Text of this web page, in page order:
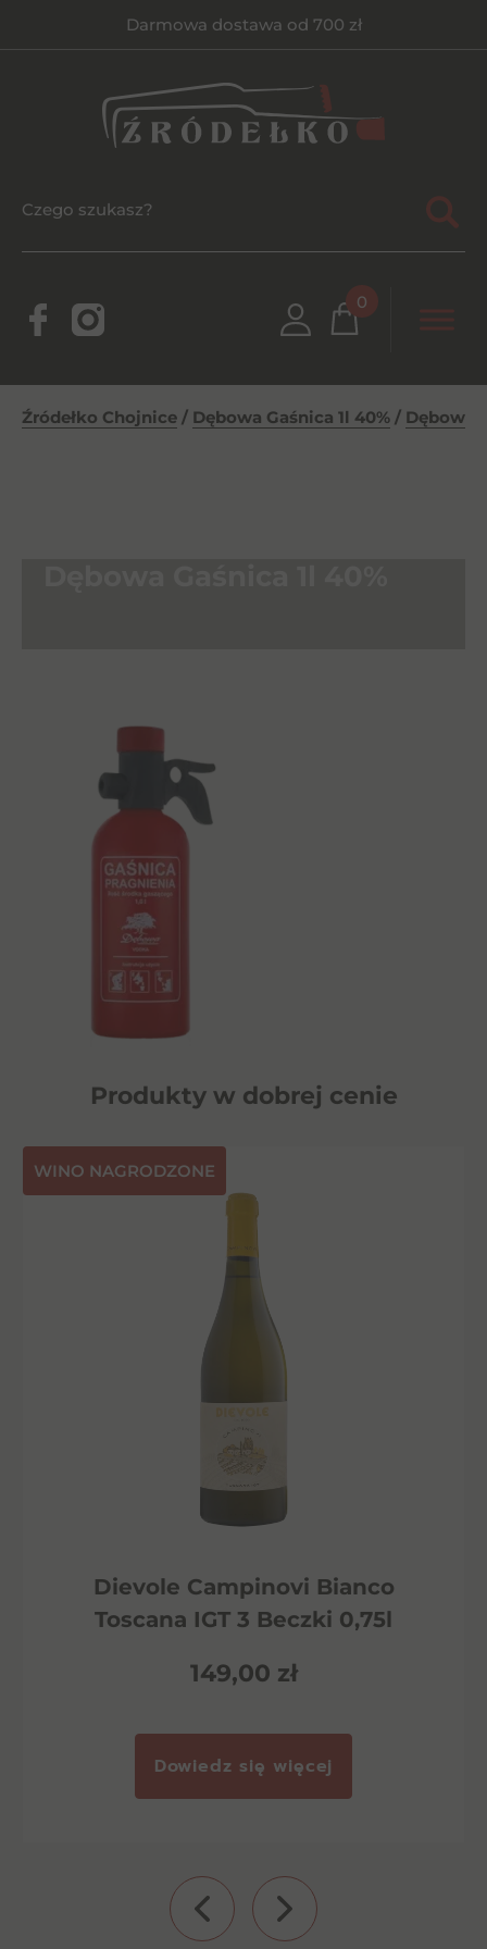
Darmowa dostawa od 700 zł
0
Źródełko Chojnice / Dębowa Gaśnica 1l 40% / Dębowa
Produkty w dobrej cenie
⁠WINO NAGRODZONE
Dievole Campinovi Bianco
Toscana IGT 3 Beczki 0,75l
149,00 zł
Dowiedz się więcej